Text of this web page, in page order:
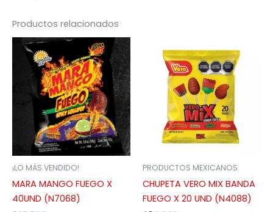
Productos relacionados
¡LO MÁS VENDIDO!
MARA MANGO FUEGO X
40UND (N7068)
PRODUCTOS MEXICANOS
CHUPETA VERO MIX BANDA
FUEGO X 20 UND (N4088)